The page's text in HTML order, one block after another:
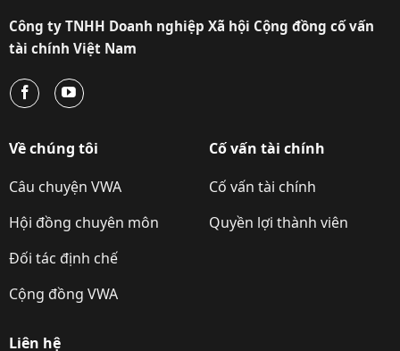
Công ty TNHH Doanh nghiệp Xã hội Cộng đồng cố vấn
tài chính Việt Nam
Về chúng tôi
Câu chuyện VWA
Hội đồng chuyên môn
Đối tác định chế
Cộng đồng VWA
Cố vấn tài chính
Cố vấn tài chính
Quyền lợi thành viên
Liên hệ